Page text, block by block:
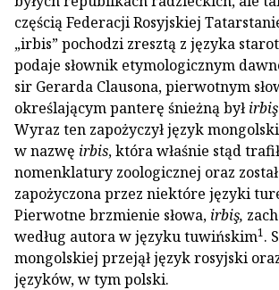
częścią Federacji Rosyjskiej
„irbis” pochodzi zresztą z języka
podaje słownik etymologicznym
sir Gerarda Clausona, pierwotnym
określającym panterę śnieżną był irbiş
Wyraz ten zapożyczył język
w nazwę irbis, która właśnie stąd
nomenklatury zoologicznej oraz
zapożyczona przez niektóre języki
Pierwotne brzmienie słowa, irbiş,
według autora w języku tuwińskim1.
mongolskiej przejął język rosyjski
języków, w tym polski.